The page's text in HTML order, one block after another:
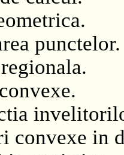
punctelor.
convexe in